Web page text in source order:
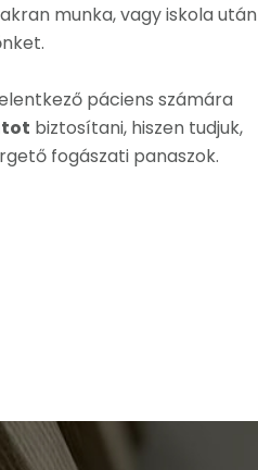
munka, vagy iskola után
páciens számára
biztosítani, hiszen tudjuk,
fogászati panaszok.